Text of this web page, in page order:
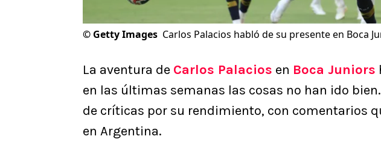
© Getty Images Carlos Palacios habló de su presente en Boca
La aventura de Carlos Palacios en Boca Juniors
en las últimas semanas las cosas no han ido
de críticas por su rendimiento, con comentarios
en Argentina.